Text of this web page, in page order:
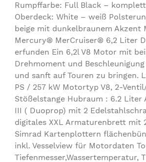
Rumpffarbe: Full Black –
Oberdeck: White – weiß
beige mit dunkelbraunem Akzent
Mercury® MerCruiser® 6,2 Liter
erfunden Ein 6,2l V8 Motor mit
Drehmoment und Beschleunigung
und sanft auf Touren zu bringen.
PS / 257 kW Motortyp V8, 2-
Stößelstange Hubraum : 6.2 Liter
III ( Duoprop) mit 2
digitales XXL Armaturenbrett mit 2
Simrad Kartenplottern
inkl. Vesselview für Motordaten
Tiefenmesser,Wassertemperatur,